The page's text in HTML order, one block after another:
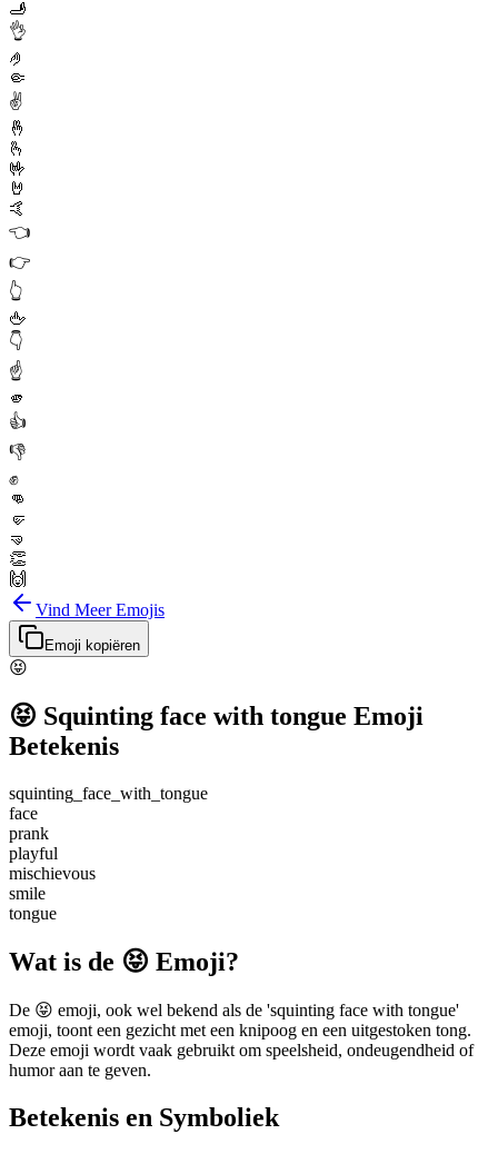
🫸
👌
🤌
🤏
✌️
🤞
🫰
🤟
🤘
🤙
👈
👉
👆
🖕
👇
☝️
🫵
👍
👎
✊
👊
🤛
🤜
👏
🙌
Vind Meer Emojis
Emoji kopiëren
😝
😝 Squinting face with tongue Emoji
Betekenis
squinting_face_with_tongue
face
prank
playful
mischievous
smile
tongue
Wat is de 😝 Emoji?
De 😝 emoji, ook wel bekend als de 'squinting face with tongue'
emoji, toont een gezicht met een knipoog en een uitgestoken tong.
Deze emoji wordt vaak gebruikt om speelsheid, ondeugendheid of
humor aan te geven.
Betekenis en Symboliek